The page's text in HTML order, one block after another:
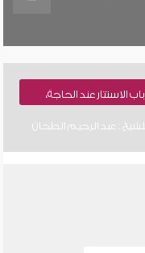
الاستتار عند الحاجة،